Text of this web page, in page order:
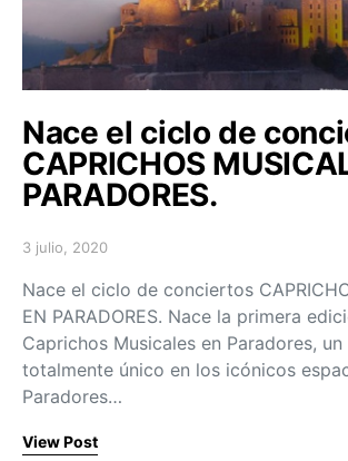
Nace el ciclo de
CAPRICHOS
PARADORES.
Posted on
3 julio, 2020
Nace el ciclo de conciertos
EN PARADORES. Nace la primera
Caprichos Musicales en Paradores,
totalmente único en los icónicos
Paradores…
View Post